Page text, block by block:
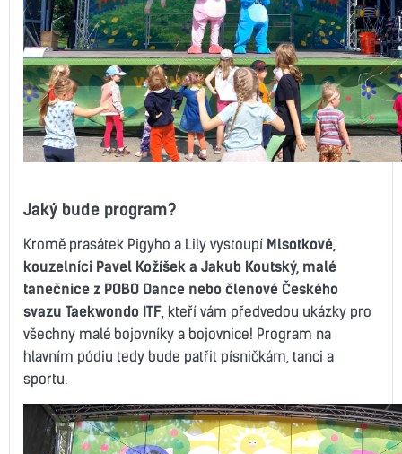
Jaký bude program?
Kromě prasátek Pigyho a Lily vystoupí Mlsotkové,
kouzelníci Pavel Kožíšek a Jakub Koutský, malé
tanečnice z POBO Dance nebo členové Českého
svazu Taekwondo ITF , kteří vám předvedou ukázky pro
všechny malé bojovníky a bojovnice! Program na
hlavním pódiu tedy bude patřit písničkám, tanci a
sportu.